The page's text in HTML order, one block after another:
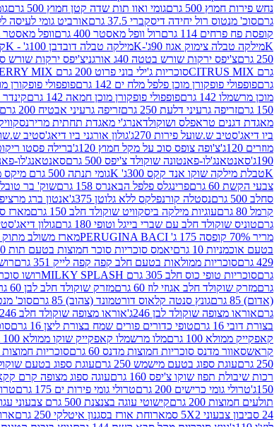
נחש פירות חמוץ 500 גרם
גומי ואוו תות שדה קטן חמוץ 500 גרם
גרםסוכ' מנטוס רול יחידה דיסקברי 37.5 גרם אורביט גומי לעיסה
קופסת פח פרחים 114 גרם
רול וופל מאסטר 400 גרם וופל מאסטר גריף
Kמילקה טבלה צימוק אגוז 90ג'-K מילקה טבלה דובדבן 100ג' - K
250 גרם
צ'יפס ירקות שורש בטטה 40ג אורגני צ'יפס ירקות שורש סלק 40ג' -
גרם CITRUS MIX
סוכריות ג'ילי בוני פרוט 200 גרם BERRY MIX
גרםפופפולי פופקורן מוכן פלפל מלח ים 142 גרם פופפולי פופקורן מוכן
מוכן מרשמלו 142 גרם
פופפולי פופקורן מוכן חמאה 142 גרם קינדר
150 גרם
זריפה גרעיני דלעת 250 גרם זריפה גרעיני אבטיח 200 גרם
מאגדת דגנים טראפלס ושוקולדאנרג'י מאגדת תחתית מריר
ביו דיאג'סטיב ש.שועל פירות 270ג'
גולון אורגני ביו דיאג'סטיב ש.שועל
מוזרים 120ג'
צ'ופה צופס סוכ על מקל חמוץ 120ג' ברילה פסטו
190ג' סאנטאנג'לו-פאנטונה שוקולד צ'יפס 500 גרם סאנטאנג'לו-
Kטבלת מילקה שוקו אנד קקס 300ג' K גומי תנתה 500 גרם מיקס מסוכר מיני תות בננה
צבעי הקשת 60 גרם
פרינגלס פלפל הבאנרס 158 גרם שוק' בר טובלרון
סחלב 500 גרם
נסטלה קורנפלקס ללא גלוטן 375ג' אנטון ברג מרציפן
קרמל 80 גרם
עוגיות מילקה ביסקוויט שוקולד חלב 150 גרם מארז
גרםטוניס שוקולד חלב עם שברי בייגל וטופי 180 גרם גולון דיאג'סטיב
מריר 70% קופסה 175 ג' PERUGINA BACI
מארז משולב
בטעם אוכמניות 10 גרם
יאמס סוכריות סוכר חמוצות בטעם תות 10 גרם
429 גרם
סוכריות ממולאות בטעם חלב קפה קפה לייק 351 גרם
גרםסוכריות טופי כוס חלב 305 גרם MILKY SPLASH רושו
גרםמזרק שוקולד חלב אגוזי לוז 60 גרם מזרק שוקולד חלב לבן 60 גרם
(אדום) 85 גרם
גונץ סנטה קלאוס דורטמונד (צהוב) 85 גרם סוכ'
גרםאוראו מצופה שוקולד לבן 246ג' אוראו מצופה שוקולד חלב 246ג' - K
בצורת דובי 16 גרם
טופי כדורים פורים שמח בצורת ליצן 16 גרם
קאפקייק ממולא 100 גרם
מלו מרשמלו קאפקייק שוקו ממולא 100 גרם
קראשסאוור מדנס סוכריות חמוצות מדנס 60 גרם סוכריות חמוצות על
250 גרם
עוגת ספוג בטעם מישמש 250 גרם עוגת ספוג בטעם שוקולד 250
רכות שיבולת תפוז שוקו צ'יפס 160 גרם
עוגה ספוג מצופה קרם קקאו 300
150ג' טרולי גומי כרישים 200 גרם טרולי גומי פירות ים 175 גרם
תולעים חמוצות 200 גרם
קישוטי עוגה בצנצנת 500 גרם צבעוני עגול / ארוך
24 סביבון צבעוני 5X2 סמ
ארוחת אורז בסגנון איטלקי 250 גרם